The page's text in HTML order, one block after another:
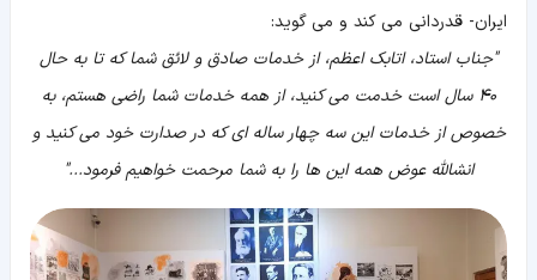
ایران- قدردانی می کند و می گوید:
"جناب استاد، اتابک اعظم، از خدمات صادق و لائق شما که تا به حال
40 سال است خدمت می کنید، از همه خدمات شما راضی هستم، به
خصوص از خدمات این سه چهار ساله ای که در صدارت خود می کنید و
انشالله عوض همه این ها را به شما مرحمت خواهیم فرمود..."